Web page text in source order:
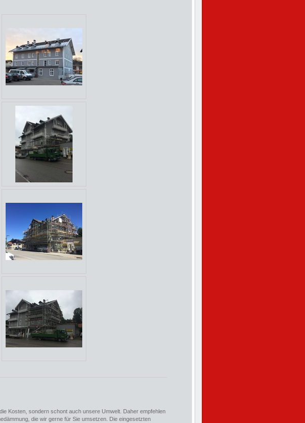
Kosten, sondern schont auch unsere Umwelt. Daher empfehlen
die wir gerne für Sie umsetzen. Die eingesetzten